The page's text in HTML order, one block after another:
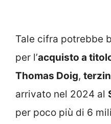
Tale cifra potrebbe
per l’acquisto a
Thomas Doig,
arrivato nel 2024 al
per poco più di 6